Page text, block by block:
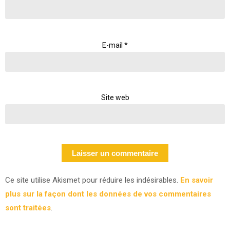
E-mail *
Site web
Ce site utilise Akismet pour réduire les indésirables. En savoir
plus sur la façon dont les données de vos commentaires
sont traitées.